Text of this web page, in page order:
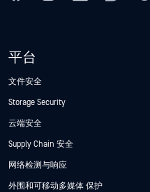
平台
文件安全
Storage Security
云端安全
Supply Chain 安全
网络检测与响应
外围和可移动多媒体 保护